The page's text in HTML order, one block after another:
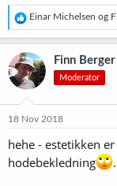
R
e
a
k
s
j
o
e
:
Einar Michelsen og
Finn Berger
Moderator
18 Nov 2018
hehe - estetikken
hodebekledning
.